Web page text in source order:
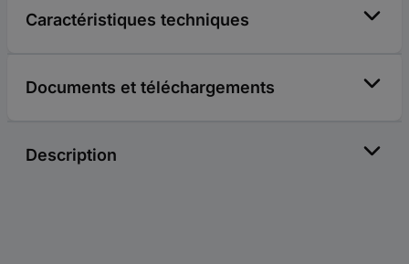
Caractéristiques techniques
Documents et téléchargements
Description